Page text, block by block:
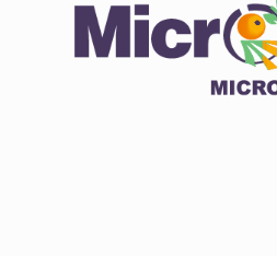
Click edit button to change this
sit amet.